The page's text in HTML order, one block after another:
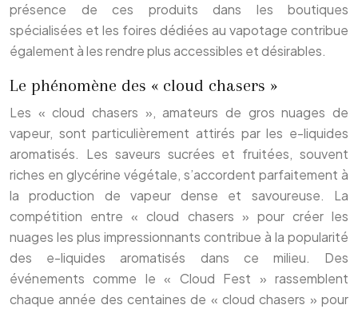
présence de ces produits dans les boutiques
spécialisées et les foires dédiées au vapotage contribue
également à les rendre plus accessibles et désirables.
Le phénomène des « cloud chasers »
Les « cloud chasers », amateurs de gros nuages de
vapeur, sont particulièrement attirés par les e-liquides
aromatisés. Les saveurs sucrées et fruitées, souvent
riches en glycérine végétale, s’accordent parfaitement à
la production de vapeur dense et savoureuse. La
compétition entre « cloud chasers » pour créer les
nuages les plus impressionnants contribue à la popularité
des e-liquides aromatisés dans ce milieu. Des
événements comme le « Cloud Fest » rassemblent
chaque année des centaines de « cloud chasers » pour